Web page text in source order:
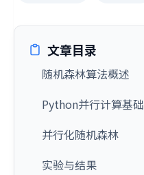
文章目录
随机森林算法概述
Python并行计算基础
并行化随机森林
实验与结果